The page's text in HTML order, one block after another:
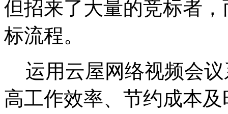
但招来了大量的竞标者
标流程。
运用云屋网络视频会
高工作效率、节约成本